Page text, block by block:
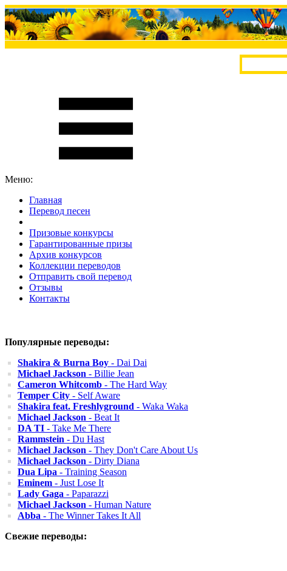
Меню:
Главная
Перевод песен
Призовые конкурсы
Гарантированные призы
Архив конкурсов
Коллекции переводов
Отправить свой перевод
Отзывы
Контакты
Популярные переводы:
Shakira & Burna Boy - Dai Dai
Michael Jackson - Billie Jean
Cameron Whitcomb - The Hard Way
Temper City - Self Aware
Shakira feat. Freshlyground - Waka Waka
Michael Jackson - Beat It
DA TI - Take Me There
Rammstein - Du Hast
Michael Jackson - They Don't Care About Us
Michael Jackson - Dirty Diana
Dua Lipa - Training Season
Eminem - Just Lose It
Lady Gaga - Paparazzi
Michael Jackson - Human Nature
Abba - The Winner Takes It All
Свежие переводы: